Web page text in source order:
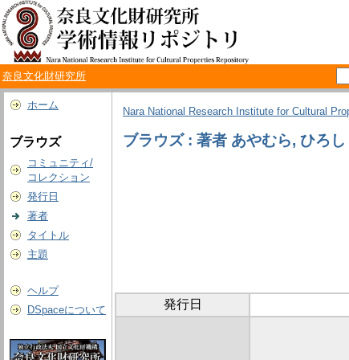
奈良文化財研究所
ホーム
ブラウズ
コミュニティ/
コレクション
発行日
著者
タイトル
主題
ヘルプ
DSpaceについて
Nara National Research Institute for Cultural
ブラウズ : 著者 あやむら, ひろし
発行日